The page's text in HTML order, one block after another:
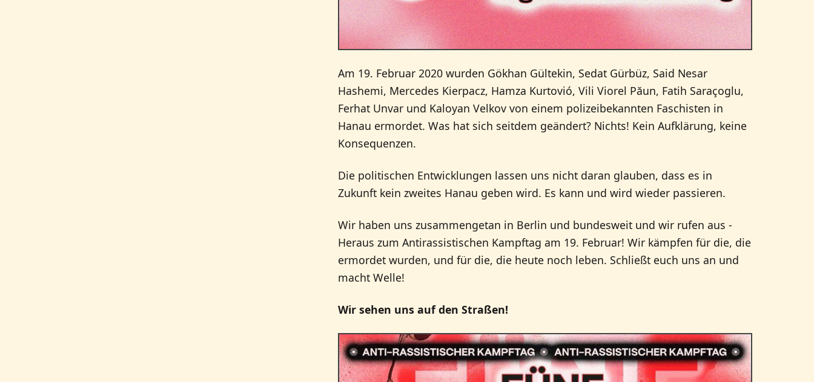
Am 19. Februar 2020 wurden Gökhan Gültekin, Sedat Gürbüz, Said Nesar
Hashemi, Mercedes Kierpacz, Hamza Kurtovió, Vili Viorel Păun, Fatih Saraçoglu,
Ferhat Unvar und Kaloyan Velkov von einem polizeibekannten Faschisten in
Hanau ermordet. Was hat sich seitdem geändert? Nichts! Kein Aufklärung, keine
Konsequenzen.
Die politischen Entwicklungen lassen uns nicht daran glauben, dass es in
Zukunft kein zweites Hanau geben wird. Es kann und wird wieder passieren.
Wir haben uns zusammengetan in Berlin und bundesweit und wir rufen aus -
Heraus zum Antirassistischen Kampftag am 19. Februar! Wir kämpfen für die, die
ermordet wurden, und für die, die heute noch leben. Schließt euch uns an und
macht Welle!
Wir sehen uns auf den Straßen!